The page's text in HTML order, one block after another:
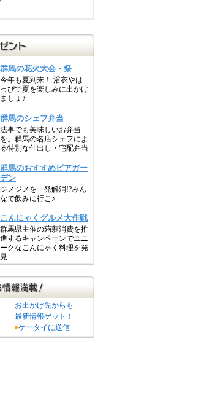
お出かけ先からも
最新情報ゲット！
ケータイに送信